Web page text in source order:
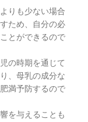
りも少ない場合
ため、自分の必
とができるので
の時期を通じて
、母乳の成分な
満予防するので
を与えることも